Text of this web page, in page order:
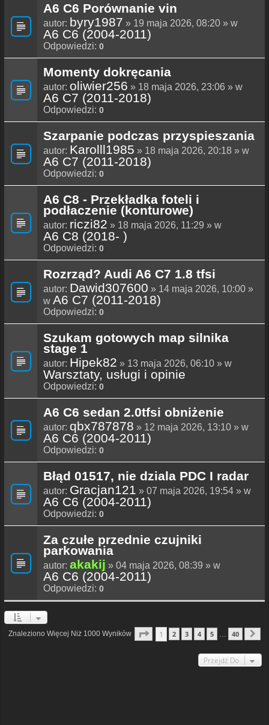
A6 C6 Porównanie vin
autor: byry1987 » 19 maja 2026, 08:20 » w
A6 C6 (2004-2011)
Odpowiedzi: 0
Momenty dokręcania
autor: oliwier256 » 18 maja 2026, 23:06 » w
A6 C7 (2011-2018)
Odpowiedzi: 0
Szarpanie podczas przyspieszania
autor: Karolll1985 » 18 maja 2026, 20:18 » w
A6 C7 (2011-2018)
Odpowiedzi: 0
A6 C8 - Przekładka foteli i
podłaczenie (konturowe)
autor: riczi82 » 18 maja 2026, 11:29 » w
A6 C8 (2018- )
Odpowiedzi: 0
Rozrząd? Audi A6 C7 1.8 tfsi
autor: Dawid307600 » 14 maja 2026, 10:00 »
w A6 C7 (2011-2018)
Odpowiedzi: 0
Szukam gotowych map silnika
stage 1
autor: Hipek82 » 13 maja 2026, 06:10 » w
Warsztaty, usługi i opinie
Odpowiedzi: 0
A6 C6 sedan 2.0tfsi obniżenie
autor: qbx787878 » 12 maja 2026, 13:10 » w
A6 C6 (2004-2011)
Odpowiedzi: 0
Błąd 01517, nie dziala PDC I radar
autor: Gracjan121 » 07 maja 2026, 19:54 » w
A6 C6 (2004-2011)
Odpowiedzi: 0
Za czułe przednie czujniki
parkowania
autor: akakij » 04 maja 2026, 08:39 » w
A6 C6 (2004-2011)
Odpowiedzi: 0
Znaleziono Więcej Niż 1000 Wyników Strona1 40
1 2 3 4 5 40
Przejdź Do